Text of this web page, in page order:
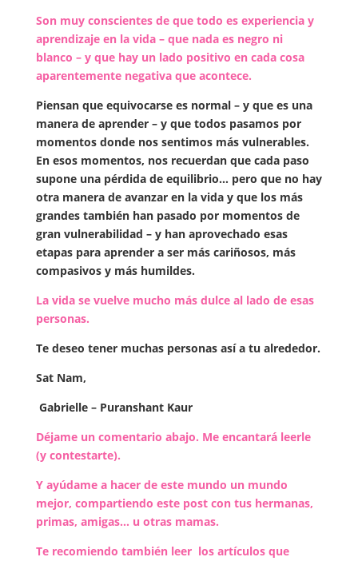
Son muy conscientes de que todo es experiencia y
aprendizaje en la vida – que nada es negro ni
blanco – y que hay un lado positivo en cada cosa
aparentemente negativa que acontece.
Piensan que equivocarse es normal – y que es una
manera de aprender – y que todos pasamos por
momentos donde nos sentimos más vulnerables.
En esos momentos, nos recuerdan que cada paso
supone una pérdida de equilibrio… pero que no hay
otra manera de avanzar en la vida y que los más
grandes también han pasado por momentos de
gran vulnerabilidad – y han aprovechado esas
etapas para aprender a ser más cariñosos, más
compasivos y más humildes.
La vida se vuelve mucho más dulce al lado de esas
personas.
Te deseo tener muchas personas así a tu alrededor.
Sat Nam,
Gabrielle – Puranshant Kaur
Déjame un comentario abajo. Me encantará leerle
(y contestarte).
Y ayúdame a hacer de este mundo un mundo
mejor, compartiendo este post con tus hermanas,
primas, amigas… u otras mamas.
Te recomiendo también leer los artículos que